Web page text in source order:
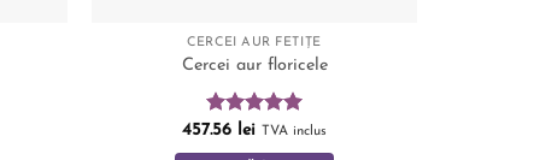
CERCEI AUR FETIȚE
Cercei aur floricele
Evaluat la
5.00din 5
457.56 lei TVA inclus